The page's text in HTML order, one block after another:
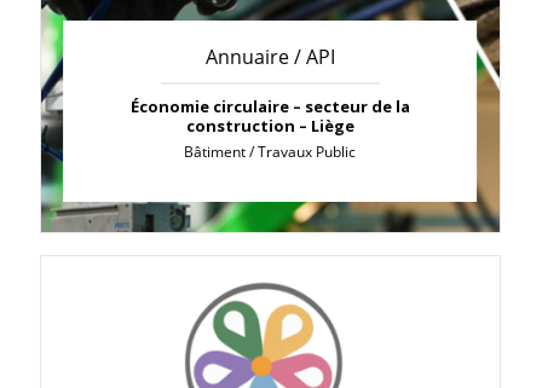
Annuaire / API
Économie circulaire – secteur de la
construction – Liège
Bâtiment / Travaux Public